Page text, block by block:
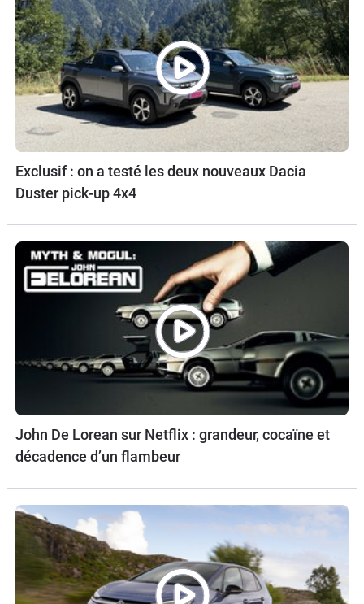
Exclusif : on a testé les deux nouveaux Dacia
Duster pick-up 4x4
John De Lorean sur Netflix : grandeur, cocaïne et
décadence d’un flambeur